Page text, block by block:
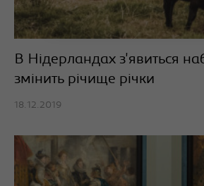
В Нідерландах з'явиться
змінить річище річки
18.12.2019